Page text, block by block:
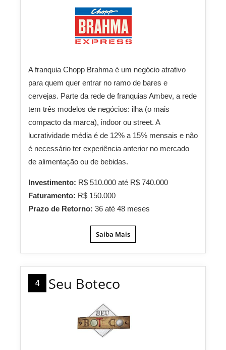
A franquia Chopp Brahma é um negócio atrativo
para quem quer entrar no ramo de bares e
cervejas. Parte da rede de franquias Ambev, a rede
tem três modelos de negócios: ilha (o mais
compacto da marca), indoor ou street. A
lucratividade média é de 12% a 15% mensais e não
é necessário ter experiência anterior no mercado
de alimentação ou de bebidas.
Investimento: R$ 510.000 até R$ 740.000
Faturamento: R$ 150.000
Prazo de Retorno: 36 até 48 meses
Saiba Mais
4 Seu Boteco